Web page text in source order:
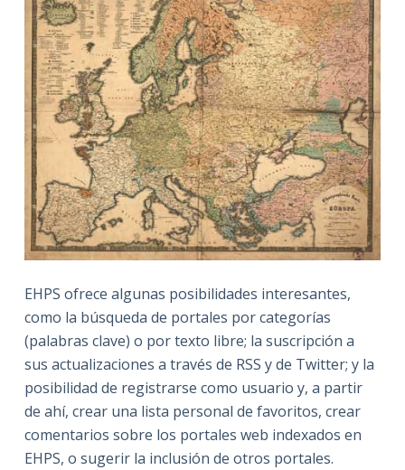
EHPS ofrece algunas posibilidades interesantes,
como la búsqueda de portales por categorías
(palabras clave) o por texto libre; la suscripción a
sus actualizaciones a través de RSS y de Twitter; y la
posibilidad de registrarse como usuario y, a partir
de ahí, crear una lista personal de favoritos, crear
comentarios sobre los portales web indexados en
EHPS, o sugerir la inclusión de otros portales.